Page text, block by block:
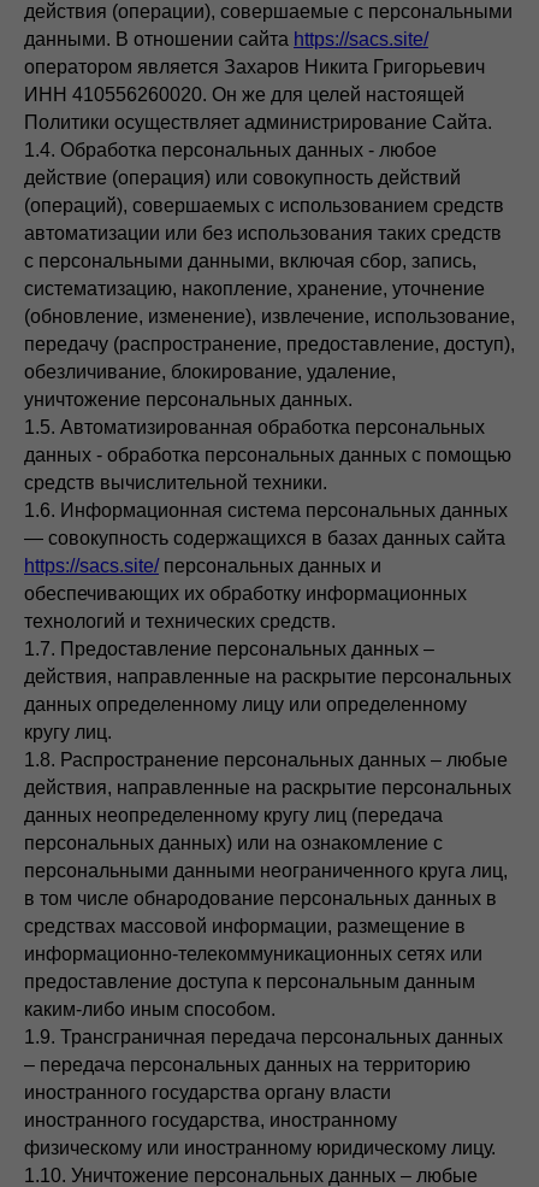
действия (операции), совершаемые с персональными
данными. В отношении сайта https://sacs.site/
оператором является Захаров Никита Григорьевич
ИНН 410556260020. Он же для целей настоящей
Политики осуществляет администрирование Сайта.
1.4. Обработка персональных данных - любое
действие (операция) или совокупность действий
(операций), совершаемых с использованием средств
автоматизации или без использования таких средств
с персональными данными, включая сбор, запись,
систематизацию, накопление, хранение, уточнение
(обновление, изменение), извлечение, использование,
передачу (распространение, предоставление, доступ),
обезличивание, блокирование, удаление,
уничтожение персональных данных.
1.5. Автоматизированная обработка персональных
данных - обработка персональных данных с помощью
средств вычислительной техники.
1.6. Информационная система персональных данных
— совокупность содержащихся в базах данных сайта
https://sacs.site/персональных данных и
обеспечивающих их обработку информационных
технологий и технических средств.
1.7. Предоставление персональных данных –
действия, направленные на раскрытие персональных
данных определенному лицу или определенному
кругу лиц.
1.8. Распространение персональных данных – любые
действия, направленные на раскрытие персональных
данных неопределенному кругу лиц (передача
персональных данных) или на ознакомление с
персональными данными неограниченного круга лиц,
в том числе обнародование персональных данных в
средствах массовой информации, размещение в
информационно-телекоммуникационных сетях или
предоставление доступа к персональным данным
каким-либо иным способом.
1.9. Трансграничная передача персональных данных
– передача персональных данных на территорию
иностранного государства органу власти
иностранного государства, иностранному
физическому или иностранному юридическому лицу.
1.10. Уничтожение персональных данных – любые